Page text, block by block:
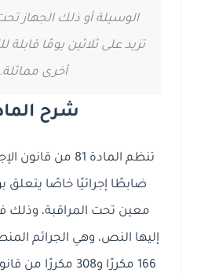
الوسيلة أو ذلك الجهاز
تزيد على ثلاثين يومًا قابلة
أخرى مماثلة.
شرح المادة
تنظم المادة 81 من
ضابطًا إجرائيًا خاصًا
معين تحت المراقبة، وذلك
إليها النص، وهي الجرائم